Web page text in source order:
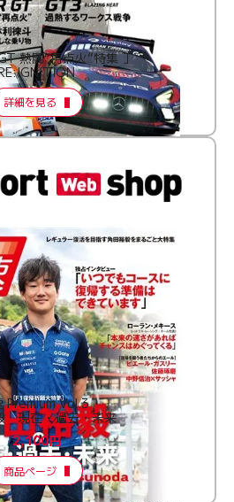
熱闘“再点火”特集 ］
詳細を見る
Premium Vol.3
現在・過去・未来
2,100円
商品ページ